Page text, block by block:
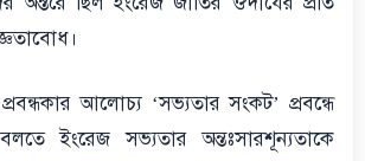
প্রবন্ধকার আলোচ্য ‘সভ্যতার সংকট’ প্রবন্ধে
ইংরেজ সভ্যতার অন্তঃসারশূন্যতাকে